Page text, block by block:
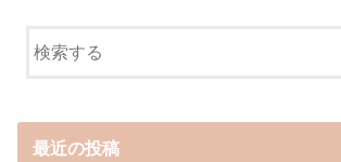
最近の投稿